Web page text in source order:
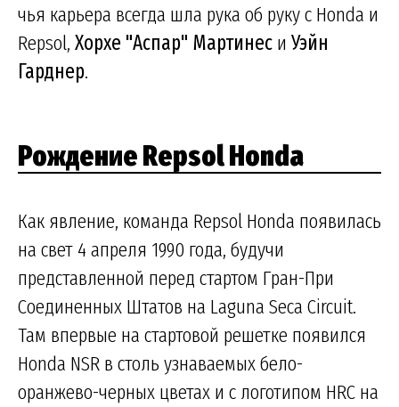
чья карьера всегда шла рука об руку с Honda и
Repsol, Хорхе "Аспар" Мартинес и Уэйн
Гарднер.
Рождение Repsol Honda
Как явление, команда Repsol Honda появилась
на свет 4 апреля 1990 года, будучи
представленной перед стартом Гран-При
Соединенных Штатов на Laguna Seca Circuit.
Там впервые на стартовой решетке появился
Honda NSR в столь узнаваемых бело-
оранжево-черных цветах и с логотипом HRC на